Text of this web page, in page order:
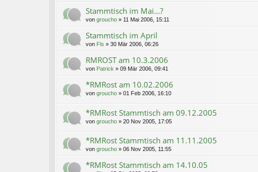
Stammtisch im Mai...?
von groucho » 11 Mai 2006, 15:11
Stammtisch im April
von Fls » 30 Mär 2006, 06:26
RMROST am 10.3.2006
von Patrick » 09 Mär 2006, 09:41
*RMRost am 10.02.2006
von groucho » 01 Feb 2006, 16:10
*RMRost Stammtisch am 09.12.2005
von groucho » 20 Nov 2005, 17:05
*RMRost Stammtisch am 11.11.2005
von groucho » 06 Nov 2005, 11:55
*RMRost Stammtisch am 14.10.05